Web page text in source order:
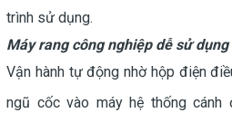
trình sử dụng.
Máy rang công nghiệp dễ sử dụng
Vận hành tự động nhờ hộp điện
ngũ cốc vào máy hệ thống